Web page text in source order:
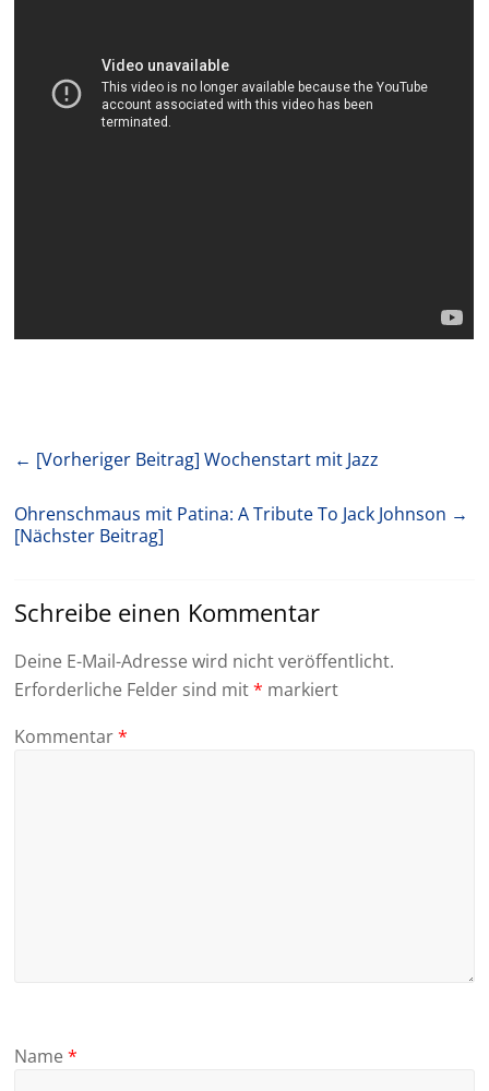
← [Vorheriger Beitrag] Wochenstart mit Jazz
Ohrenschmaus mit Patina: A Tribute To Jack Johnson →
[Nächster Beitrag]
Schreibe einen Kommentar
Deine E-Mail-Adresse wird nicht veröffentlicht.
Erforderliche Felder sind mit* markiert
Kommentar*
Name*